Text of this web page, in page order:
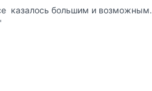
казалось большим и возможным.